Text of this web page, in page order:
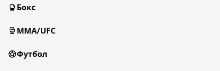
Бокс
MMA/UFC
Футбол